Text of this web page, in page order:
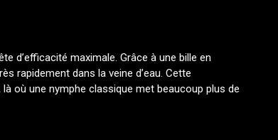
d’efficacité maximale. Grâce à une bille en
rapidement dans la veine d’eau. Cette
où une nymphe classique met beaucoup plus de